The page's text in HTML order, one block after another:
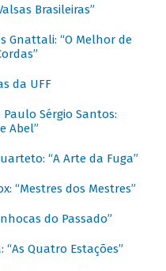
Brasileiras”
Gnattali: “O Melhor de
da UFF
Sérgio Santos:
Abel”
“A Arte da Fuga”
“Mestres dos Mestres”
do Passado”
Quatro Estações”